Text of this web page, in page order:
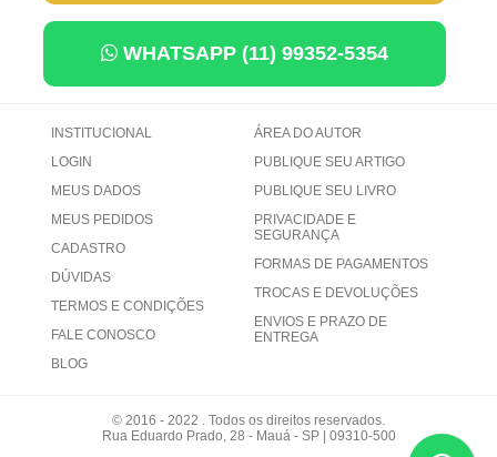
WHATSAPP (11) 99352-5354
INSTITUCIONAL
LOGIN
MEUS DADOS
MEUS PEDIDOS
CADASTRO
DÚVIDAS
TERMOS E CONDIÇÕES
FALE CONOSCO
BLOG
ÁREA DO AUTOR
PUBLIQUE SEU ARTIGO
PUBLIQUE SEU LIVRO
PRIVACIDADE E
SEGURANÇA
FORMAS DE PAGAMENTOS
TROCAS E DEVOLUÇÕES
ENVIOS E PRAZO DE
ENTREGA
© 2016 - 2022 . Todos os direitos reservados.
Rua Eduardo Prado, 28 - Mauá - SP | 09310-500